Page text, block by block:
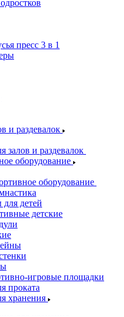
пресс 3 в 1
и раздевалок
залов и раздевалок
оборудование
оборудование
детей
детские
игровые площадки
проката
хранения